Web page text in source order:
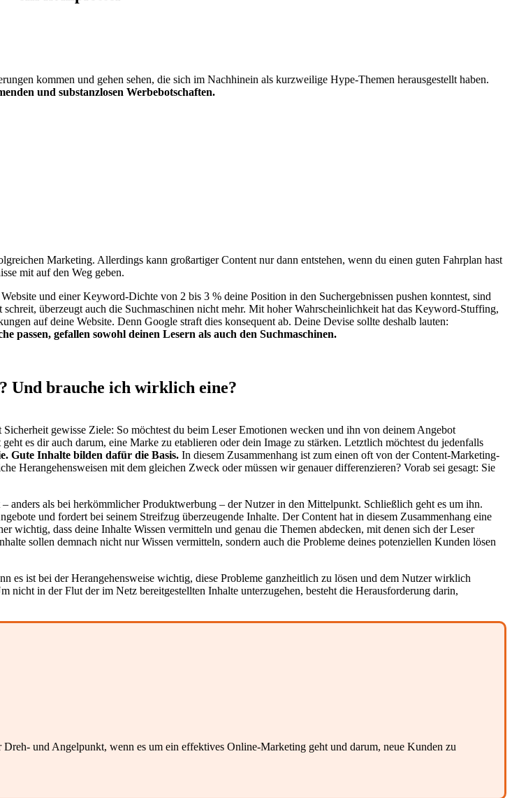
kommen und gehen sehen, die sich im Nachhinein als kurzweilige Hype-Themen herausgestellt haben.
und substanzlosen Werbebotschaften.
Marketing. Allerdings kann großartiger Content nur dann entstehen, wenn du einen guten Fahrplan hast
mit auf den Weg geben.
und einer Keyword-Dichte von 2 bis 3 % deine Position in den Suchergebnissen pushen konntest, sind
überzeugt auch die Suchmaschinen nicht mehr. Mit hoher Wahrscheinlichkeit hat das Keyword-Stuffing,
auf deine Website. Denn Google straft dies konsequent ab. Deine Devise sollte deshalb lauten:
passen, gefallen sowohl deinen Lesern als auch den Suchmaschinen.
Und brauche ich wirklich eine?
gewisse Ziele: So möchtest du beim Leser Emotionen wecken und ihn von deinem Angebot
es dir auch darum, eine Marke zu etablieren oder dein Image zu stärken. Letztlich möchtest du jedenfalls
Gute Inhalte bilden dafür die Basis. In diesem Zusammenhang ist zum einen oft von der Content-Marketing-
Herangehensweisen mit dem gleichen Zweck oder müssen wir genauer differenzieren? Vorab sei gesagt: Sie
anders als bei herkömmlicher Produktwerbung – der Nutzer in den Mittelpunkt. Schließlich geht es um ihn.
und fordert bei seinem Streifzug überzeugende Inhalte. Der Content hat in diesem Zusammenhang eine
wichtig, dass deine Inhalte Wissen vermitteln und genau die Themen abdecken, mit denen sich der Leser
sollen demnach nicht nur Wissen vermitteln, sondern auch die Probleme deines potenziellen Kunden lösen
es ist bei der Herangehensweise wichtig, diese Probleme ganzheitlich zu lösen und dem Nutzer wirklich
nicht in der Flut der im Netz bereitgestellten Inhalte unterzugehen, besteht die Herausforderung darin,
und Angelpunkt, wenn es um ein effektives Online-Marketing geht und darum, neue Kunden zu